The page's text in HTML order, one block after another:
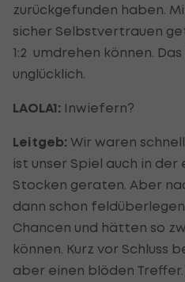
zurückgefunden haben.
sicher Selbstvertrauen
1:2 umdrehen können.
unglücklich.
LAOLA1: Inwiefern?
Leitgeb: Wir waren
ist unser Spiel auch in der
Stocken geraten. Aber
dann schon
Chancen und hätten so
können. Kurz vor Schluss
aber einen blöden